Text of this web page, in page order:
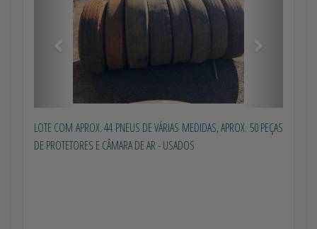
LOTE COM APROX. 44 PNEUS DE VÁRIAS MEDIDAS, APROX. 50 PEÇAS
DE PROTETORES E CÂMARA DE AR - USADOS